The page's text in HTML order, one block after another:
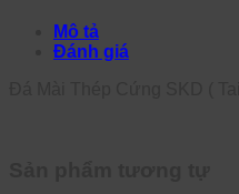
Mô tả
Đánh giá